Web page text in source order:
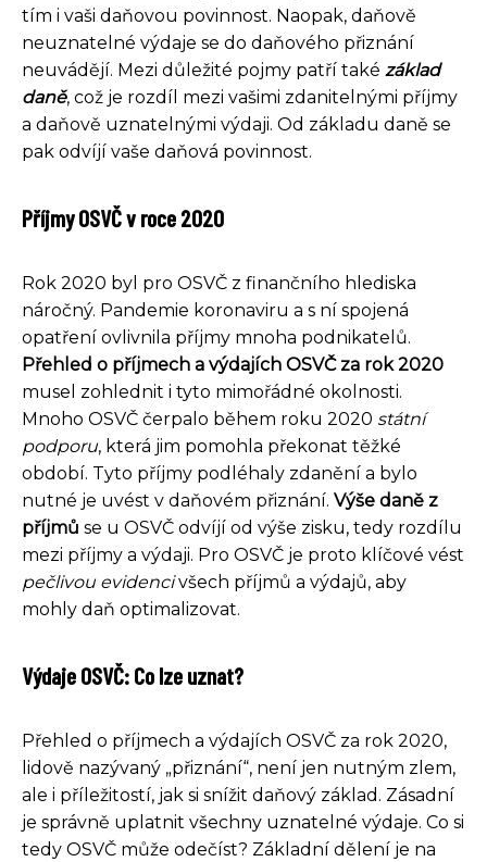
tím i vaši daňovou povinnost. Naopak, daňově
neuznatelné výdaje se do daňového přiznání
neuvádějí. Mezi důležité pojmy patří také základ
daně, což je rozdíl mezi vašimi zdanitelnými příjmy
a daňově uznatelnými výdaji. Od základu daně se
pak odvíjí vaše daňová povinnost.
Příjmy OSVČ v roce 2020
Rok 2020 byl pro OSVČ z finančního hlediska
náročný. Pandemie koronaviru a s ní spojená
opatření ovlivnila příjmy mnoha podnikatelů.
Přehled o příjmech a výdajích OSVČ za rok 2020
musel zohlednit i tyto mimořádné okolnosti.
Mnoho OSVČ čerpalo během roku 2020 státní
podporu, která jim pomohla překonat těžké
období. Tyto příjmy podléhaly zdanění a bylo
nutné je uvést v daňovém přiznání. Výše daně z
příjmů se u OSVČ odvíjí od výše zisku, tedy rozdílu
mezi příjmy a výdaji. Pro OSVČ je proto klíčové vést
pečlivou evidencivšech příjmů a výdajů, aby
mohly daň optimalizovat.
Výdaje OSVČ: Co lze uznat?
Přehled o příjmech a výdajích OSVČ za rok 2020,
lidově nazývaný „přiznání“, není jen nutným zlem,
ale i příležitostí, jak si snížit daňový základ. Zásadní
je správně uplatnit všechny uznatelné výdaje. Co si
tedy OSVČ může odečíst? Základní dělení je na